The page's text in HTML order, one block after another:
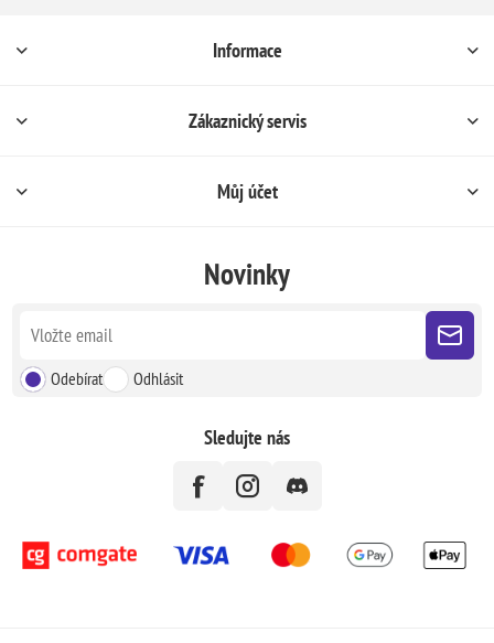
Informace
Zákaznický servis
Můj účet
Novinky
Odebírat Odhlásit
Sledujte nás